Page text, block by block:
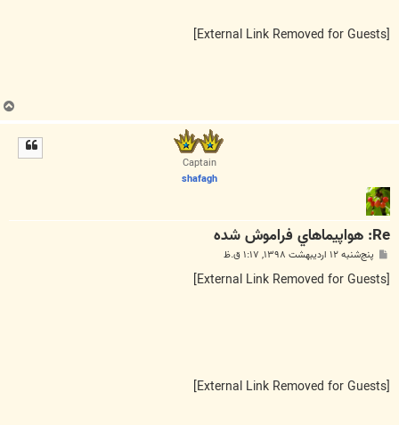
[External Link Removed for Guests]
Captain
shafagh
Re: هواپيماهاي فراموش شده
س
ت
پنج‌شنبه ۱۲ اردیبهشت ۱۳۹۸, ۱:۱۷ ق.ظ
[External Link Removed for Guests]
[External Link Removed for Guests]